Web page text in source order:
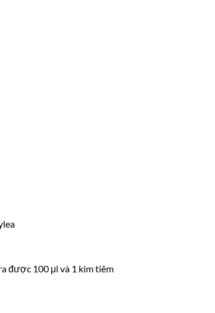
được 100 μl và 1 kim tiêm